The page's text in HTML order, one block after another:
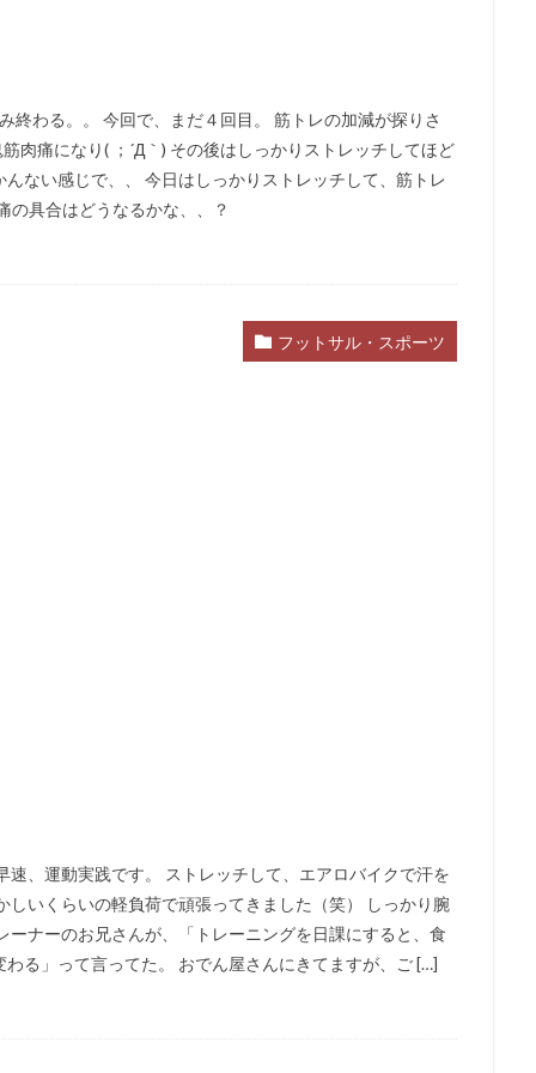
終わる。。 今回で、まだ４回目。 筋トレの加減が探りさ
肉痛になり( ；´Д｀) その後はしっかりストレッチしてほど
ない感じで、、 今日はしっかりストレッチして、筋トレ
の具合はどうなるかな、、？
フットサル・スポーツ
、運動実践です。 ストレッチして、エアロバイクで汗を
いくらいの軽負荷で頑張ってきました（笑） しっかり腕
ナーのお兄さんが、「トレーニングを日課にすると、食
る」って言ってた。 おでん屋さんにきてますが、ご […]